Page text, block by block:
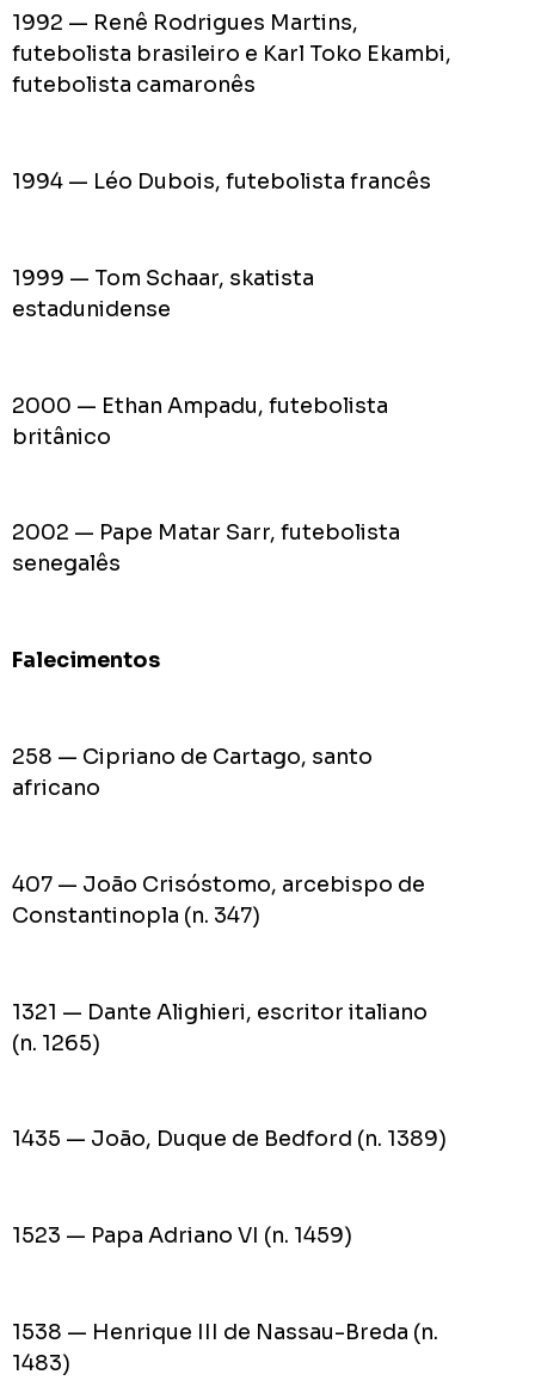
1992 — Renê Rodrigues Martins,
futebolista brasileiro e Karl Toko Ekambi,
futebolista camaronês
1994 — Léo Dubois, futebolista francês
1999 — Tom Schaar, skatista
estadunidense
2000 — Ethan Ampadu, futebolista
britânico
2002 — Pape Matar Sarr, futebolista
senegalês
Falecimentos
258 — Cipriano de Cartago, santo
africano
407 — João Crisóstomo, arcebispo de
Constantinopla (n. 347)
1321 — Dante Alighieri, escritor italiano
(n. 1265)
1435 — João, Duque de Bedford (n. 1389)
1523 — Papa Adriano VI (n. 1459)
1538 — Henrique III de Nassau-Breda (n.
1483)